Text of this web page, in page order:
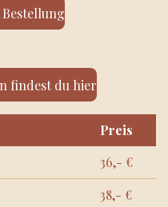
findest du hier
Preis
36,- €
38,- €